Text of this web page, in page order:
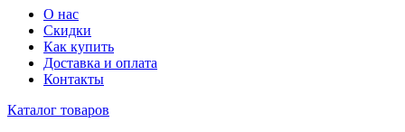
О нас
Скидки
Как купить
Доставка и оплата
Контакты
Каталог товаров